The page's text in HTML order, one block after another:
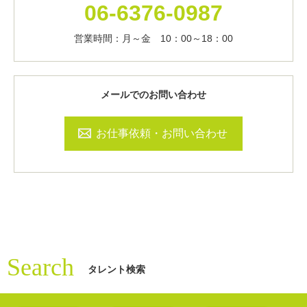
06-6376-0987
営業時間：月～金 10：00～18：00
メールでのお問い合わせ
お仕事依頼・お問い合わせ
Search タレント検索